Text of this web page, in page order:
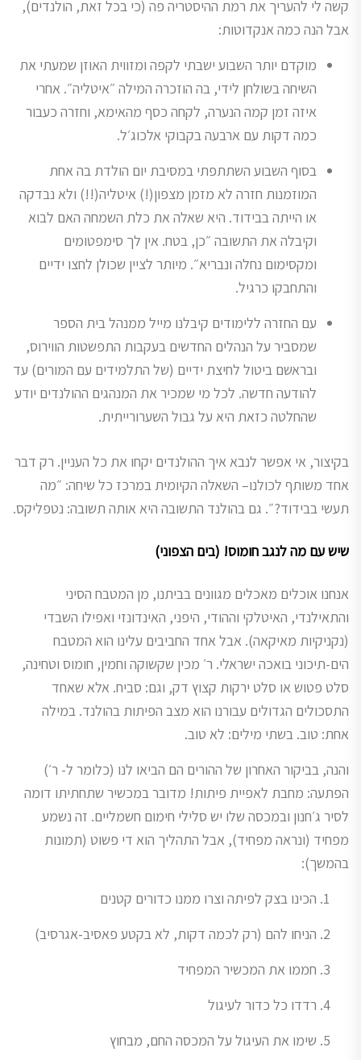
קשה לי להעריך את רמת ההיסטריה פה (כי בכל זאת, הולנדים),
אבל הנה כמה אנקדוטות:
מוקדם יותר השבוע ישבתי לקפה ומזווית האוזן שמעתי את
השיחה בשולחן לידי, בה הוזכרה המילה ״איטליה״. אחרי
איזה זמן קמה הנערה, לקחה כסף מהאימא, וחזרה כעבור
כמה דקות עם ארבעה בקבוקי אלכוג׳ל.
בסוף השבוע השתתפתי במסיבת יום הולדת בה אחת
המוזמנות חזרה לא מזמן מצפון(!) איטליה(!!) ולא נבדקה
או הייתה בבידוד. היא שאלה את כלת השמחה האם לבוא
וקיבלה את התשובה ״כן, בטח. אין לך סימפטומים
ומקסימום נחלה ונבריא״. מיותר לציין שכולן לחצו ידיים
והתחבקו כרגיל.
עם החזרה ללימודים קיבלנו מייל ממנהל בית הספר
שמסביר על הנהלים החדשים בעקבות התפשטות הווירוס,
ובראשם ביטול לחיצת ידיים (של התלמידים עם המורים) עד
להודעה חדשה. לכל מי שמכיר את המנהגים ההולנדים יודע
שהחלטה כזאת היא על גבול השערורייתית.
בקיצור, אי אפשר לנבא איך ההולנדים יקחו את כל העניין. רק דבר
אחד משותף לכולנו– השאלה הקיומית במרכז כל שיחה: ״מה
תעשי בבידוד?״. גם בהולנד התשובה היא אותה תשובה: נטפליקס.
שיש עם מה לנגב חומוס! (בים הצפוני)
אנחנו אוכלים מאכלים מגוונים בביתנו, מן המטבח הסיני
והתאילנדי, האיטלקי וההודי, היפני, האינדונזי ואפילו השבדי
(נקניקיות מאיקאה). אבל אחד החביבים עלינו הוא המטבח
הים-תיכוני בואכה ישראלי. ר׳ מכין שקשוקה וחמין, חומוס וטחינה,
סלט פטוש או סלט ירקות קצוץ דק, וגם: סביח. אלא שאחד
התסכולים הגדולים עבורנו הוא מצב הפיתות בהולנד. במילה
אחת: טוב. בשתי מילים: לא טוב.
והנה, בביקור האחרון של ההורים הם הביאו לנו (כלומר ל- ר׳)
הפתעה: מחבת לאפיית פיתות! מדובר במכשיר שתחתיתו דומה
לסיר ג׳חנון ובמכסה שלו יש סלילי חימום חשמליים. זה נשמע
מפחיד (ונראה מפחיד), אבל התהליך הוא די פשוט (תמונות
בהמשך):
הכינו בצק לפיתה וצרו ממנו כדורים קטנים
הניחו להם (רק לכמה דקות, לא בקטע פאסיב-אגרסיב)
חממו את המכשיר המפחיד
רדדו כל כדור לעיגול
שימו את העיגול על המכסה החם, מבחוץ